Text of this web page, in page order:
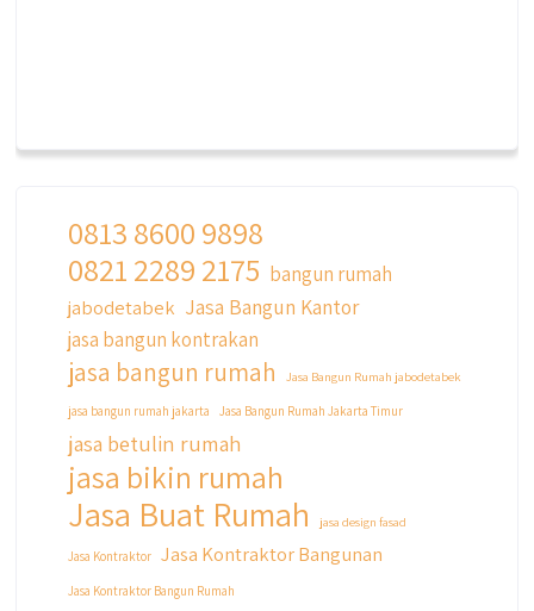
0813 8600 9898
0821 2289 2175 bangun rumah
jabodetabek Jasa Bangun Kantor
jasa bangun kontrakan
jasa bangun rumah Jasa Bangun Rumah jabodetabek
jasa bangun rumah jakarta Jasa Bangun Rumah Jakarta Timur
jasa betulin rumah
jasa bikin rumah
Jasa Buat Rumah jasa design fasad
Jasa Kontraktor Jasa Kontraktor Bangunan
Jasa Kontraktor Bangun Rumah